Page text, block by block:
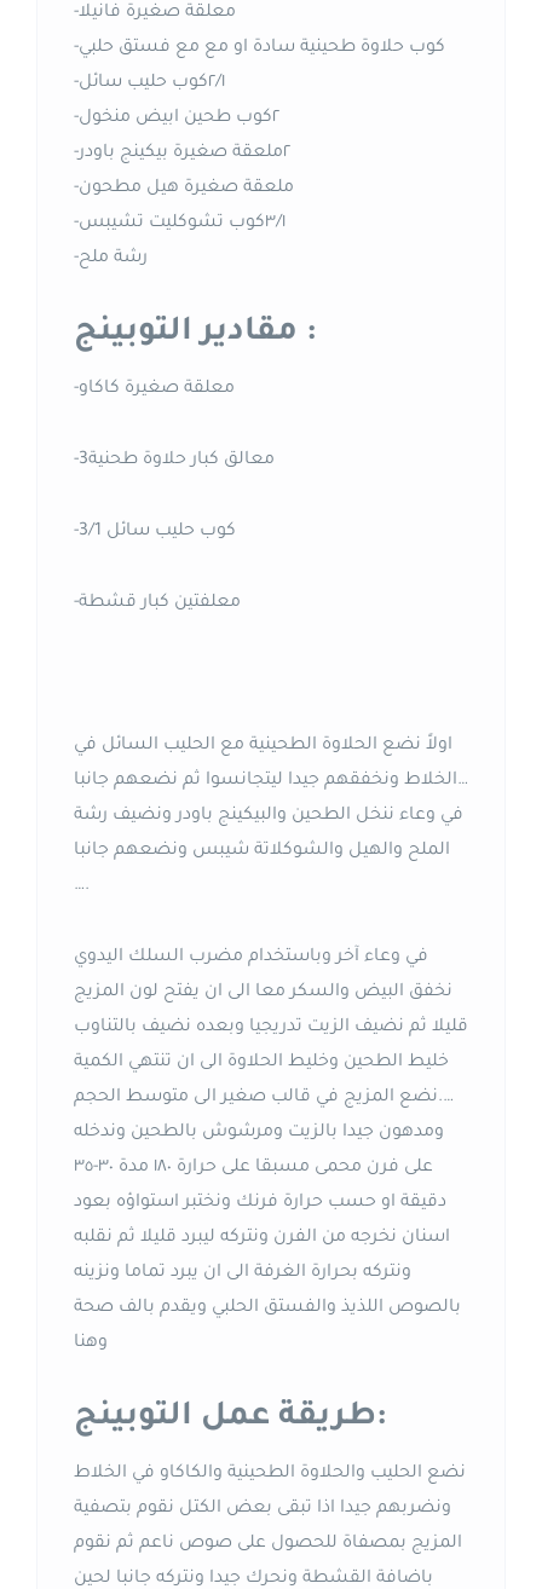
-معلقة صغيرة فانيلا
-كوب حلاوة طحينية سادة او مع مع فستق حلبي
-٢/١كوب حليب سائل
-٢كوب طحين ابيض منخول
-٢ملعقة صغيرة بيكينج باودر
-ملعقة صغيرة هيل مطحون
-٣/١كوب تشوكليت تشيبس
-رشة ملح
مقادير التوبينج :
-معلقة صغيرة كاكاو
-3معالق كبار حلاوة طحنية
-3/1 كوب حليب سائل
-معلفتين كبار قشطة
اولاً نضع الحلاوة الطحينية مع الحليب السائل في
الخلاط ونخفقهم جيدا ليتجانسوا ثم نضعهم جانبا…
في وعاء ننخل الطحين والبيكينج باودر ونضيف رشة
الملح والهيل والشوكلاتة شيبس ونضعهم جانبا
….
في وعاء آخر وباستخدام مضرب السلك اليدوي
نخفق البيض والسكر معا الى ان يفتح لون المزيج
قليلا ثم نضيف الزيت تدريجيا وبعده نضيف بالتناوب
خليط الطحين وخليط الحلاوة الى ان تنتهي الكمية
….نضع المزيج في قالب صغير الى متوسط الحجم
ومدهون جيدا بالزيت ومرشوش بالطحين وندخله
على فرن محمى مسبقا على حرارة ١٨٠ مدة ٣٠-٣٥
دقيقة او حسب حرارة فرنك ونختبر استواؤه بعود
اسنان نخرجه من الفرن ونتركه ليبرد قليلا ثم نقلبه
ونتركه بحرارة الغرفة الى ان يبرد تماما ونزينه
بالصوص اللذيذ والفستق الحلبي ويقدم بالف صحة
وهنا
طريقة عمل التوبينج:
نضع الحليب والحلاوة الطحينية والكاكاو في الخلاط
ونضربهم جيدا اذا تبقى بعض الكتل نقوم بتصفية
المزيج بمصفاة للحصول على صوص ناعم ثم نقوم
باضافة القشطة ونحرك جيدا ونتركه جانبا لحين